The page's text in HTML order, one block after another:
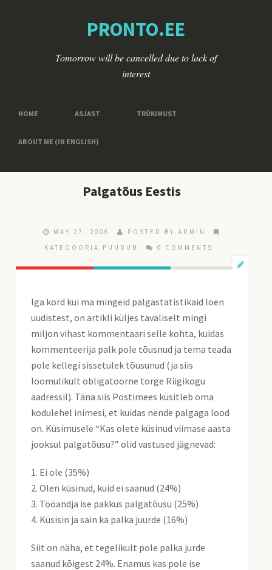
PRONTO.EE
Tomorrow will be cancelled due to lack of
interest
HOME ASJAST TRÜKIMUST
ABOUT ME (IN ENGLISH)
Palgatõus Eestis
MAY 27, 2006
POSTED BY ADMIN
KATEGOORIA PUUDUB
0 COMMENTS
Iga kord kui ma mingeid palgastatistikaid loen
uudistest, on artikli küljes tavaliselt mingi
miljon vihast kommentaari selle kohta, kuidas
kommenteerija palk pole tõusnud ja tema teada
pole kellegi sissetulek tõusunud (ja siis
loomulikult obligatoorne torge Riigikogu
aadressil). Täna siis Postimees küsitleb oma
kodulehel inimesi, et kuidas nende palgaga lood
on. Küsimusele “Kas olete küsinud viimase aasta
jooksul palgatõusu?” olid vastused jägnevad:
1. Ei ole (35%)
2. Olen küsinud, kuid ei saanud (24%)
3. Tööandja ise pakkus palgatõusu (25%)
4. Küsisin ja sain ka palka juurde (16%)
Siit on näha, et tegelikult pole palka jurde
saanud kõigest 24%. Enamus kas pole ise